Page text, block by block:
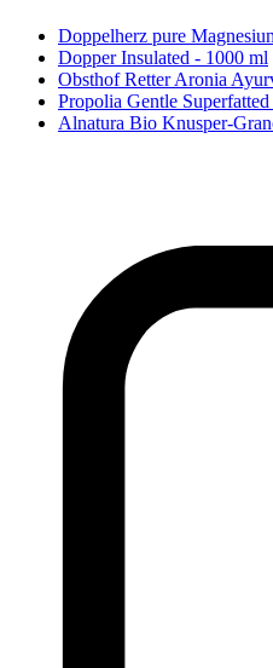
Doppelherz pure
Dopper Insulated - 1000 ml
Obsthof Retter Aronia
Propolia Gentle Superfatted
Alnatura Bio Knusper-